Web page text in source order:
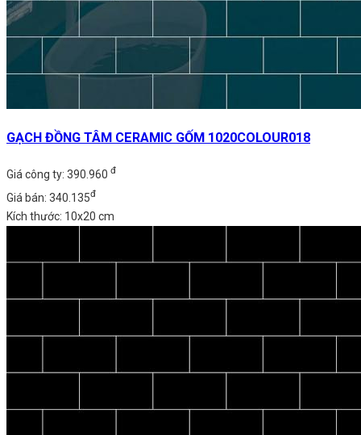
GẠCH ĐỒNG TÂM CERAMIC GỐM 1020COLOUR018
Giá công ty: 390.960 đ
Giá bán: 340.135đ
Kích thước: 10x20 cm